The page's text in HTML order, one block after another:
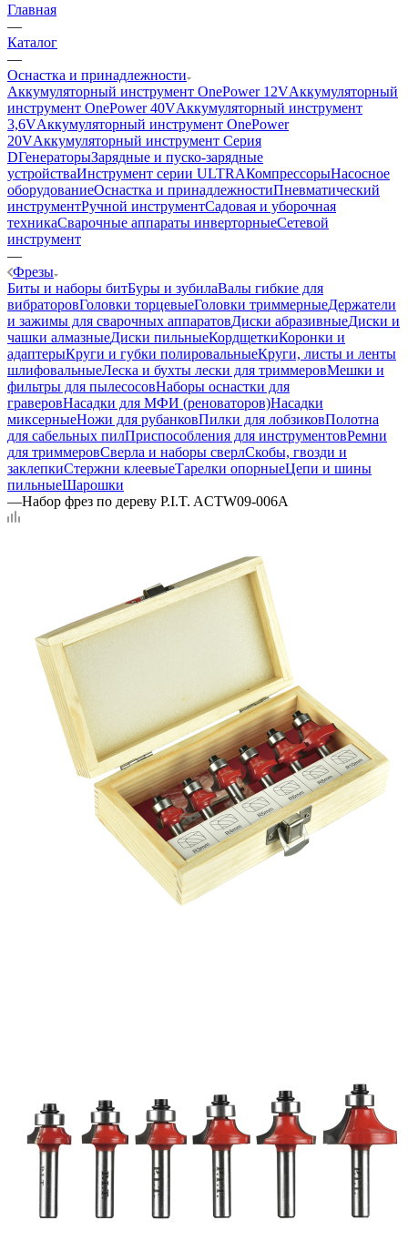
Главная
—
Каталог
—
Оснастка и принадлежности
Аккумуляторный инструмент OnePower 12VАккумуляторный
инструмент OnePower 40VАккумуляторный инструмент
3,6VАккумуляторный инструмент OnePower
20VАккумуляторный инструмент Серия
DГенераторыЗарядные и пуско-зарядные
устройстваИнструмент серии ULTRAКомпрессорыНасосное
оборудованиеОснастка и принадлежностиПневматический
инструментРучной инструментСадовая и уборочная
техникаСварочные аппараты инверторныеСетевой
инструмент
—
Фрезы
Биты и наборы битБуры и зубилаВалы гибкие для
вибраторовГоловки торцевыеГоловки триммерныеДержатели
и зажимы для сварочных аппаратовДиски абразивныеДиски и
чашки алмазныеДиски пильныеКордщеткиКоронки и
адаптерыКруги и губки полировальныеКруги, листы и ленты
шлифовальныеЛеска и бухты лески для триммеровМешки и
фильтры для пылесосовНаборы оснастки для
граверовНасадки для МФИ (реноваторов)Насадки
миксерныеНожи для рубанковПилки для лобзиковПолотна
для сабельных пилПриспособления для инструментовРемни
для триммеровСверла и наборы сверлСкобы, гвозди и
заклепкиСтержни клеевыеТарелки опорныеЦепи и шины
пильныеШарошки
—Набор фрез по дереву P.I.T. ACTW09-006A